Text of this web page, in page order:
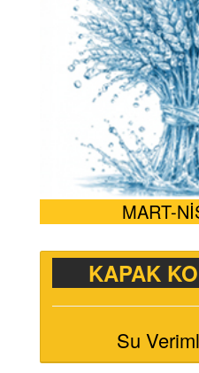
MART-
KAPAK
Su